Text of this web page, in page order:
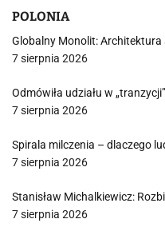
POLONIA
Globalny Monolit:
7 sierpnia 2026
Odmówiła udziału w
7 sierpnia 2026
Spirala milczenia – dlaczego
7 sierpnia 2026
Stanisław Michalkiewicz:
7 sierpnia 2026